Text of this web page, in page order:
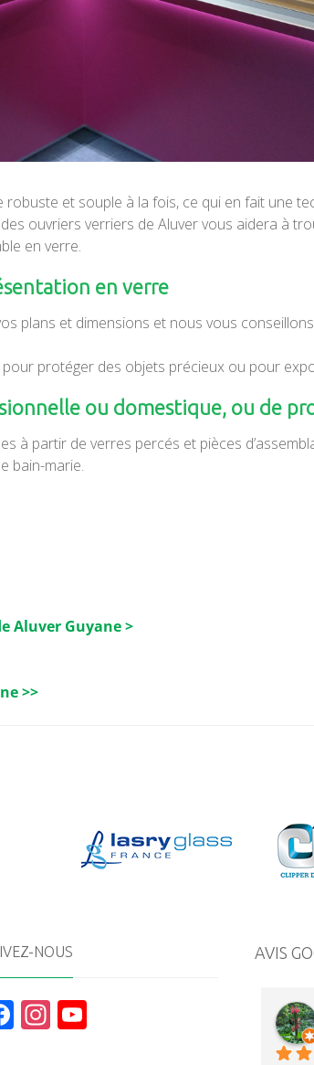
robuste et souple à la fois, ce qui en fait une
ouvriers verriers de Aluver vous aidera à
en verre.
en verre
plans et dimensions et nous vous
protéger des objets précieux ou pour
ou domestique, ou de
à partir de verres percés et pièces
bain-marie.
Aluver Guyane >
>>
NOUS
F
a
In
st
AVIS